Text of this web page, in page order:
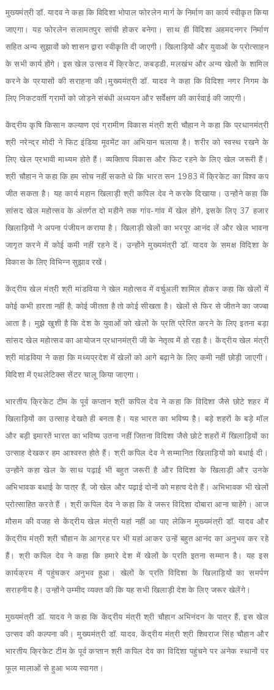
मुख्यमंत्री डॉ. यादव ने कहा कि विदिशा भोपाल फोरलेन मार्ग के निर्माण का कार्य स्वीकृत किया
जाएगा। यह फोरलेन सलामतपुर सांची होकर बनेगा। साथ ही विदिशा अहमदनगर निर्माण
सहित अन्य सुझावों को शासन द्वारा स्वीकृति दी जाएगी। खिलाड़ियों और युवाओं के प्रोत्साहन
के सभी कार्य होंगे। इस खेल उत्सव में क्रिकेट, कबड्डी, मलखंभ और अन्य खेलों के शामिल
करने के प्रयासों की सराहना की।मुख्यमंत्री डॉ. यादव ने कहा कि विदिशा नगर निगम के
लिए निकटवर्ती ग्रामों को जोड़ने संबंधी अध्ययन और सर्वेक्षण की कार्रवाई की जाएगी।
केंद्रीय कृषि किसान कल्याण एवं ग्रामीण विकास मंत्री श्री चौहान ने कहा कि प्रधानमंत्री
श्री नरेन्द्र मोदी ने फिट इंडिया मूवमेंट का अभियान चलाया है। शरीर को स्वस्थ रखने के
लिए खेल प्रभावी माध्यम होते हैं। व्यक्तित्व विकास और फिट रहने के लिए खेल जरूरी हैं।
श्री चौहान ने कहा कि हम सोच नहीं सकते थे कि भारत सन 1983 में क्रिकेट का विश्व कप
जीत सकता है। यह कार्य महान खिलाड़ी श्री कपिल देव ने करके दिखाया। उन्होंने कहा कि
सांसद खेल महोत्सव के अंतर्गत दो महीने तक गांव-गांव में खेल होंगे, इसके लिए 37 हजार
खिलाड़ियों ने अपना पंजीयन कराया है। खिलाड़ी खेलों का भरपूर आनंद लें और खेल भावना
जागृत करने में कोई कमी नहीं रहने दें। उन्होंने मुख्यमंत्री डॉ. यादव के समक्ष विदिशा के
विकास के लिए विभिन्न सुझाव रखें।
केंद्रीय खेल मंत्री श्री मांडविया ने खेल महोत्सव में वर्चुअली शामिल होकर कहा कि खेलों में
कोई कभी हारता नहीं है, कोई जीतता है तो कोई सीखता है। खेलों से फिर से जीतने का जज्बा
आता है। मुझे खुशी है कि देश के युवाओं को खेलों के प्रति प्रेरित करने के लिए इतना बड़ा
सांसद खेल महोत्सव का आयोजन प्रधानमंत्री जी के नेतृत्व में हो रहा है। केंद्रीय खेल मंत्री
श्री मांडविया ने कहा कि मध्यप्रदेश में खेलों को आगे बढ़ाने के लिए कमी नहीं छोड़ी जाएगी।
विदिशा में एथलेटिक्स सेंटर चालू किया जाएगा।
भारतीय क्रिकेट टीम के पूर्व कप्तान श्री कपिल देव ने कहा कि विदिशा जैसे छोटे शहर में
खिलाड़ियों का उत्साह देखते ही बनता है। यह भारत का भविष्य है। बड़े शहरों के बड़े मॉल
और बड़ी इमारतें भारत का भविष्य उतना नहीं जितना विदिशा जैसे छोटे शहरों में खिलाड़ियों का
उत्साह देखकर हम आश्वस्त होते हैं। श्री कपिल देव ने सम्मानित खिलाड़ियों को बधाई दी।
उन्होंने कहा खेल के साथ पढ़ाई भी बहुत जरूरी है और विदिशा के खिलाड़ी और उनके
अभिभावक बधाई के पात्र हैं, जो खेल और पढ़ाई दोनों को महत्व देते हैं। अभिभावक भी खेलों
प्रोत्साहित करते हैं । श्री कपिल देव ने कहा कि वे जरूर विदिशा दोबारा आना चाहेंगे। आज
मौसम की वजह से केंद्रीय खेल मंत्री यहां नहीं आ पाए लेकिन मुख्यमंत्री डॉ. यादव और
केंद्रीय मंत्री श्री चौहान के आग्रह पर भी यहां आकर उन्हें बहुत आनंद का अनुभव कर रहे
हैं। श्री कपिल देव ने कहा कि हमारे देश में खेलों के प्रति इतना सम्मान है। यह इस
कार्यक्रम में पहुंचकर अनुभव हुआ। खेलों के प्रति विदिशा के खिलाड़ियों का समर्पण
सराहनीय है। उन्होंने उम्मीद व्यक्त की कि यह सभी खिलाड़ी देश के लिए जरूर खेलेंगे।
मुख्यमंत्री डॉ. यादव ने कहा कि केंद्रीय मंत्री श्री चौहान अभिनंदन के पात्र हैं, इस खेल
उत्सव की कल्पना की। मुख्यमंत्री डॉ. यादव, केंद्रीय मंत्री श्री शिवराज सिंह चौहान और
भारतीय क्रिकेट टीम के पूर्व कप्तान श्री कपिल देव का विदिशा पहुंचने पर अनेक स्थानों पर
फूल मालाओं से हुआ भव्य स्वागत।